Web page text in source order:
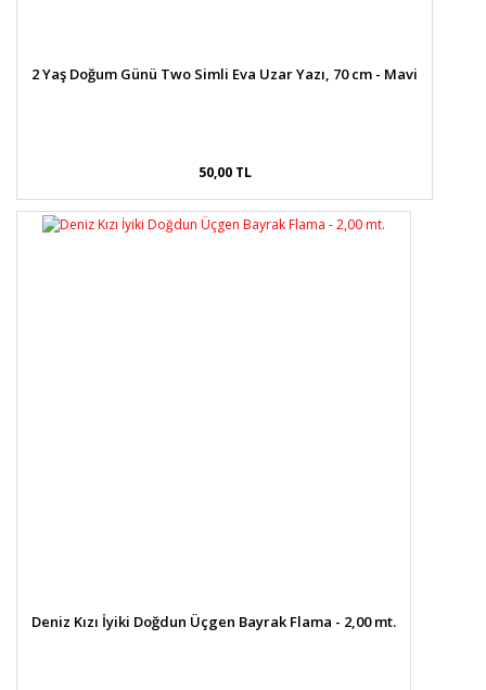
2 Yaş Doğum Günü Two Simli Eva Uzar Yazı, 70 cm - Mavi
50,00 TL
Deniz Kızı İyiki Doğdun Üçgen Bayrak Flama - 2,00 mt.